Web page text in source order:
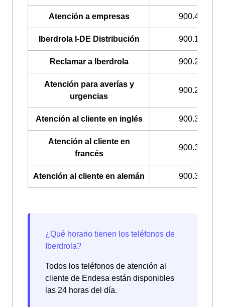
Atención a empresas 900.400.408
Iberdrola I-DE Distribución 900.171.171
Reclamar a Iberdrola 900.225.235
Atención para averías y
urgencias
900.224.522
Atención al cliente en inglés 900.322.044
Atención al cliente en
francés
900.322.033
Atención al cliente en alemán 900.322.049
Todos los teléfonos de atención al
cliente de Endesa están disponibles
las 24 horas del día.